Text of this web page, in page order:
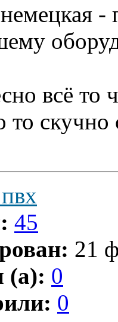
всё то
то скучно
45
21
(а): 0
0